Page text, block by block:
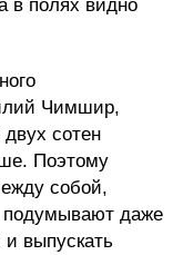
в полях видно
Чимшир,
сотен
Поэтому
собой,
подумывают даже
и выпускать